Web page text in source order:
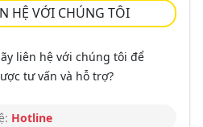
HỆ VỚI CHÚNG TÔI
liên hệ với chúng tôi để
tư vấn và hỗ trợ?
Hotline